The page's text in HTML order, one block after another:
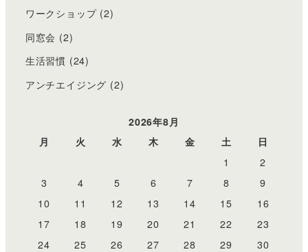
ワークショップ(2)
同窓会 (2)
生活習慣 (24)
アンチエイジング (2)
2026年8月
月
火 水 木 金 土
日
1
2
3
4 5 6 7 8
9
10
11 12 13 14 15
16
17
18 19 20 21 22
23
24
25 26 27 28 29
30